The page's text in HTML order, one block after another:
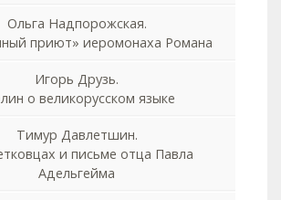
Ольга Надпорожская.
приют» иеромонаха Романа
Игорь Друзь.
о великорусском языке
Тимур Давлетшин.
и письме отца Павла
Адельгейма